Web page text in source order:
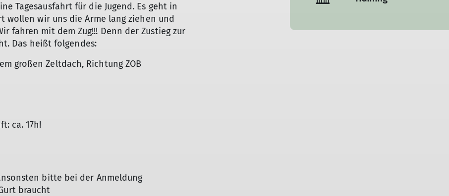
Tagesausfahrt für die Jugend. Es geht in
wollen wir uns die Arme lang ziehen und
fahren mit dem Zug!!! Denn der Zustieg zur
Das heißt folgendes:
großen Zeltdach, Richtung ZOB
ca. 17h!
bitte bei der Anmeldung
braucht